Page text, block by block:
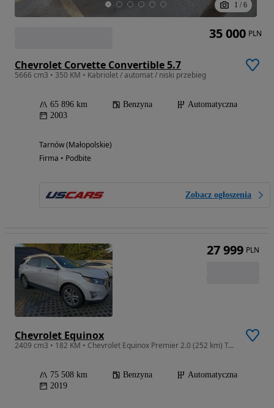
1 / 6
Chevrolet Corvette Convertible 5.7
5666 cm3 • 350 KM • Kabriolet / automat / niski przebieg
65 896 km Benzyna
Automatyczna
2003
Tarnów (Małopolskie)
Firma • Podbite
Zobacz ogłoszenia
35 000 PLN
Chevrolet Equinox
2409 cm3 • 182 KM • Chevrolet Equinox Premier 2.0 (252 km) Turbo AWD 2019 – niski przebieg
75 508 km Benzyna
Automatyczna
2019
27 999 PLN